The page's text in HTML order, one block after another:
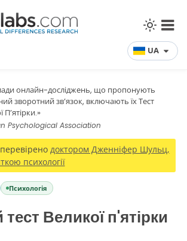
UA
онлайн-досліджень, що пропонують
зворотний зв’язок, включають їх Тест
П’ятірки.»
Psychological Association
доктором Дженніфер Шульц,
психології
Психологія
Великої п'ятірки